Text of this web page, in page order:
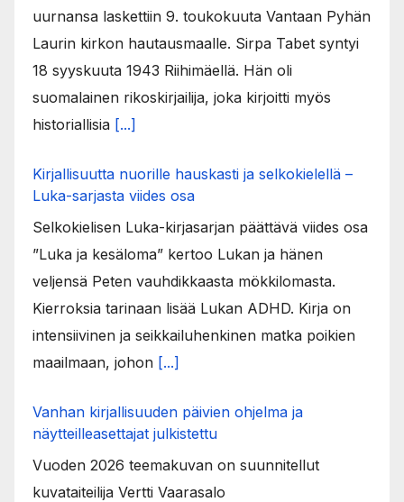
uurnansa laskettiin 9. toukokuuta Vantaan Pyhän
Laurin kirkon hautausmaalle. Sirpa Tabet syntyi
18 syyskuuta 1943 Riihimäellä. Hän oli
suomalainen rikoskirjailija, joka kirjoitti myös
historiallisia [...]
Kirjallisuutta nuorille hauskasti ja selkokielellä –
Luka-sarjasta viides osa
Selkokielisen Luka-kirjasarjan päättävä viides osa
”Luka ja kesäloma” kertoo Lukan ja hänen
veljensä Peten vauhdikkaasta mökkilomasta.
Kierroksia tarinaan lisää Lukan ADHD. Kirja on
intensiivinen ja seikkailuhenkinen matka poikien
maailmaan, johon [...]
Vanhan kirjallisuuden päivien ohjelma ja
näytteilleasettajat julkistettu
Vuoden 2026 teemakuvan on suunnitellut
kuvataiteilija Vertti Vaarasalo